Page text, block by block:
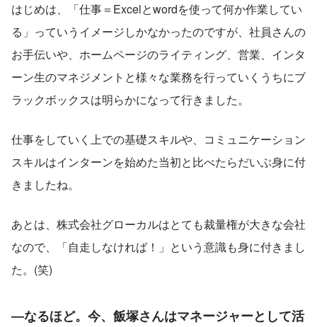
はじめは、「仕事＝Excelとwordを使って何か作業してい
る」っていうイメージしかなかったのですが、社員さんの
お手伝いや、ホームページのライティング、営業、インタ
ーン生のマネジメントと様々な業務を行っていくうちにブ
ラックボックスは明らかになって行きました。
仕事をしていく上での基礎スキルや、コミュニケーション
スキルはインターンを始めた当初と比べたらだいぶ身に付
きましたね。
あとは、株式会社グローカルはとても裁量権が大きな会社
なので、「自走しなければ！」という意識も身に付きまし
た。(笑)
―なるほど。今、飯塚さんはマネージャーとして活